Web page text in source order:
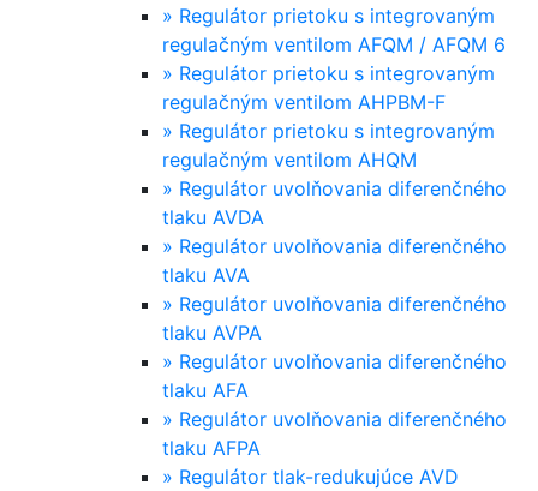
» Regulátor prietoku s integrovaným
regulačným ventilom AFQM / AFQM 6
» Regulátor prietoku s integrovaným
regulačným ventilom AHPBM-F
» Regulátor prietoku s integrovaným
regulačným ventilom AHQM
» Regulátor uvolňovania diferenčného
tlaku AVDA
» Regulátor uvolňovania diferenčného
tlaku AVA
» Regulátor uvolňovania diferenčného
tlaku AVPA
» Regulátor uvolňovania diferenčného
tlaku AFA
» Regulátor uvolňovania diferenčného
tlaku AFPA
» Regulátor tlak-redukujúce AVD